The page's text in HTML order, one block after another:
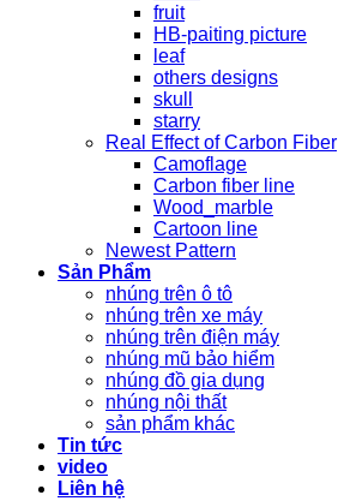
fruit
HB-paiting picture
leaf
others designs
skull
starry
Real Effect of Carbon Fiber
Camoflage
Carbon fiber line
Wood_marble
Cartoon line
Newest Pattern
Sản Phẩm
nhúng trên ô tô
nhúng trên xe máy
nhúng trên điện máy
nhúng mũ bảo hiểm
nhúng đồ gia dụng
nhúng nội thất
sản phẩm khác
Tin tức
video
Liên hệ